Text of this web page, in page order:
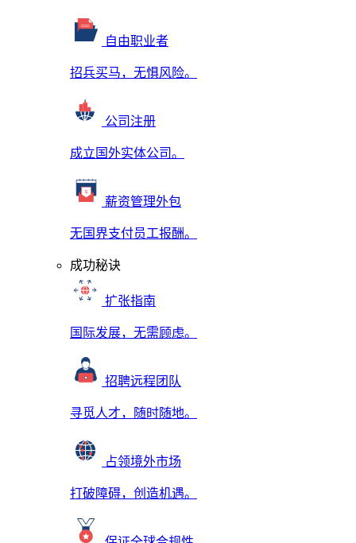
自由职业者
招兵买马，无惧风险。
公司注册
成立国外实体公司。
薪资管理外包
无国界支付员工报酬。
成功秘诀
扩张指南
国际发展，无需顾虑。
招聘远程团队
寻觅人才，随时随地。
占领境外市场
打破障碍，创造机遇。